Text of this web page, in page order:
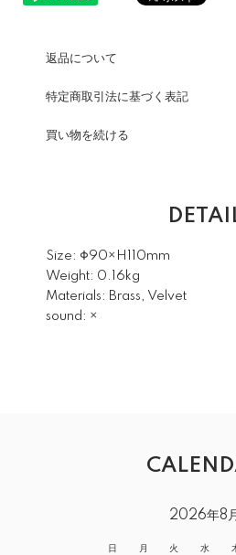
返品について
特定商取引法に基づく表記
買い物を続ける
Size: Φ90×H110mm
Weight: 0.16kg
Materials: Brass, Velvet
sound: ×
2026年8月
日 月 火 水